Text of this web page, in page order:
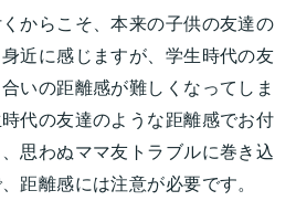
くからこそ、本来の子供の友達の
近に感じますが、学生時代の友
いの距離感が難しくなってしま
代の友達のような距離感でお付
思わぬママ友トラブルに巻き込
距離感には注意が必要です。